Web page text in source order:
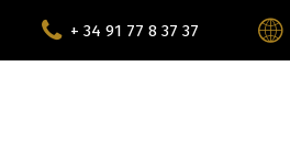
+ 34 91 77 8 37 37